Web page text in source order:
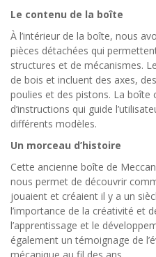
Le contenu de la boîte
À l’intérieur de la boîte, nous
pièces détachées qui
structures et de mécanismes.
de bois et incluent des axes,
poulies et des pistons. La
d’instructions qui guide
différents modèles.
Un morceau d’histoire
Cette ancienne boîte de
nous permet de découvrir
jouaient et créaient il y a un
l’importance de la créativité et
l’apprentissage et le
également un témoignage de